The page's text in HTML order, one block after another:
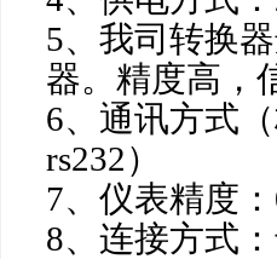
5、我司转换
器。精度高，
6、通讯方式
rs232）
7、仪表精度
8、连接方式